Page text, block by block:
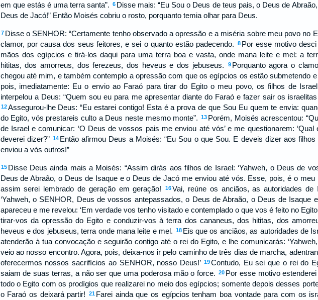
em que estás é uma terra santa”. 6 Disse mais: “Eu Sou o Deus de teus pais, o Deus de
Deus de Jacó!” Então Moisés cobriu o rosto, porquanto temia olhar para Deus.
7 Disse o SENHOR: “Certamente tenho observado a opressão e a miséria sobre meu povo no
clamor, por causa dos seus feitores, e sei o quanto estão padecendo.
8 Por esse motivo
mãos dos egípcios e tirá-los daqui para uma terra boa e vasta, onde mana leite e mel: a
hititas, dos amorreus, dos ferezeus, dos heveus e dos jebuseus.
9 Porquanto agora o
chegou até mim, e também contemplo a opressão com que os egípcios os estão submetendo e
pois, imediatamente: Eu o envio ao Faraó para tirar do Egito o meu povo, os filhos de
interpelou a Deus: “Quem sou eu para me apresentar diante do Faraó e fazer sair os
12 Assegurou-lhe Deus: “Eu estarei contigo! Esta é a prova de que Sou Eu quem te envia:
do Egito, vós prestareis culto a Deus neste mesmo monte”. 13 Porém, Moisés acrescentou:
de Israel e comunicar: ‘O Deus de vossos pais me enviou até vós’ e me questionarem: ‘Qual
deverei dizer?” 14 Então afirmou Deus a Moisés: “Eu Sou o que Sou. E deveis dizer aos
enviou a vós outros!”
15 Disse Deus ainda mais a Moisés: “Assim dirás aos filhos de Israel: ‘Yahweh, o Deus de
Deus de Abraão, o Deus de Isaque e o Deus de Jacó me enviou até vós. Esse, pois, é o meu
assim serei lembrado de geração em geração!
16Vai, reúne os anciãos, as autoridades de
‘Yahweh, o SENHOR, Deus de vossos antepassados, o Deus de Abraão, o Deus de Isaque
apareceu e me revelou: ‘Em verdade vos tenho visitado e contemplado o que vos é feito no
tirar-vos da opressão do Egito e conduzir-vos à terra dos cananeus, dos hititas, dos
heveus e dos jebuseus, terra onde mana leite e mel. 18 Eis que os anciãos, as autoridades de
atenderão à tua convocação e seguirão contigo até o rei do Egito, e lhe comunicarás:
veio ao nosso encontro. Agora, pois, deixa-nos ir pelo caminho de três dias de marcha,
oferecermos nossos sacrifícios ao SENHOR, nosso Deus!’ 19Contudo, Eu sei que o rei do
saiam de suas terras, a não ser que uma poderosa mão o force. 20 Por esse motivo
todo o Egito com os prodígios que realizarei no meio dos egípcios; somente depois desses
o Faraó os deixará partir!
21 Farei ainda que os egípcios tenham boa vontade para com os